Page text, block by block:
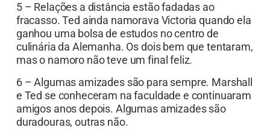
5 – Relações a distância estão fadadas ao
fracasso. Ted ainda namorava Victoria quando ela
ganhou uma bolsa de estudos no centro de
culinária da Alemanha. Os dois bem que tentaram,
mas o namoro não teve um final feliz.
6 – Algumas amizades são para sempre. Marshall
e Ted se conheceram na faculdade e continuaram
amigos anos depois. Algumas amizades são
duradouras, outras não.